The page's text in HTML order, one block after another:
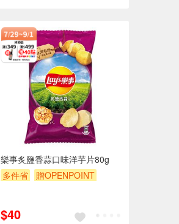
樂事炙鹽香蒜口味洋芋片80g
多件省
贈OPENPOINT
$40